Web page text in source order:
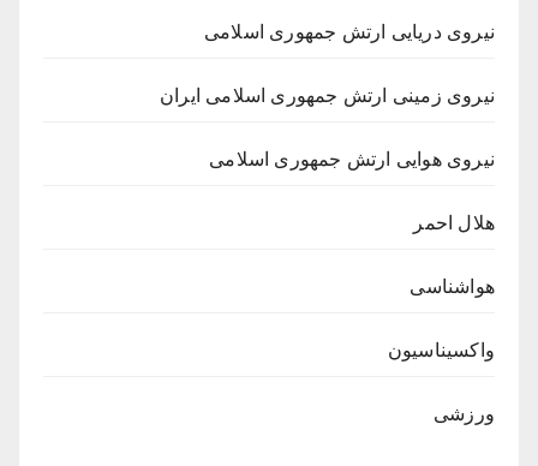
نیروی دریایی ارتش جمهوری اسلامی
نیروی زمینی ارتش جمهوری اسلامی ایران
نیروی هوایی ارتش جمهوری اسلامی
هلال احمر
هواشناسی
واکسیناسیون
ورزشی